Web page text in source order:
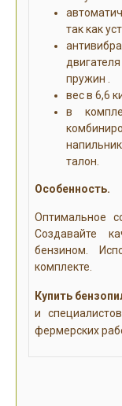
так как
пружин .
вес в 6,6
в
талон.
Особенность.
Оптимальное
Создавайте
бензином.
комплекте.
Купить
и
фермерских